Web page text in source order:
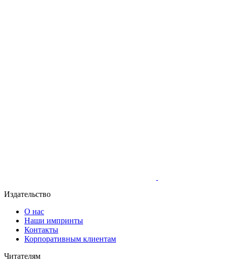
Издательство
О нас
Наши импринты
Контакты
Корпоративным клиентам
Читателям